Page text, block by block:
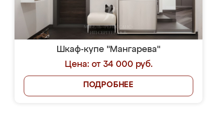
Шкаф-купе "Мангарева"
Цена: от 34 000 руб.
ПОДРОБНЕЕ